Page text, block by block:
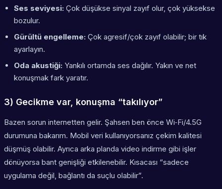
Ses seviyesi: Çok düşükse sinyal zayıf olur, çok yüksekse
bozulur.
Gürültü engelleme: Çok agresif/çok zayıf olabilir; bir tık
ayarlayın.
Oda akustiği: Yankılı ortamda ses dağılır. Yakın ve net
konuşmak fark yaratır.
3) Gecikme var, konuşma “takılıyor”
Bazen sorun internetten gelir. Şahsen ben önce Wi‑Fi/4.5G
durumuna bakarım. Mobil veri kullanıyorsanız çekim kalitesi
düşmüş olabilir. Ayrıca arka planda video indirme gibi işler
dönüyorsa bant genişliği etkilenebilir. Kısacası “sadece
uygulama değil, bağlantı da suçlu olabilir”.